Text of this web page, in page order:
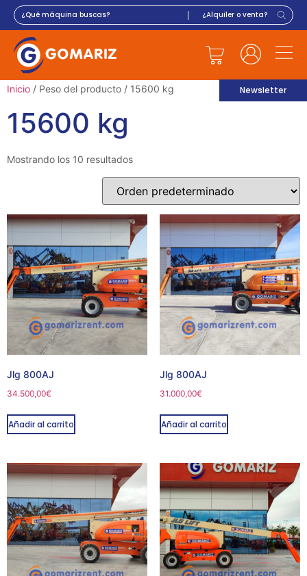
Newsletter
Inicio / Peso del producto / 15600 kg
15600 kg
Mostrando los 10 resultados
Jlg 800AJ
34.500,00€
Añadir al carrito
Jlg 800AJ
31.000,00€
Añadir al carrito